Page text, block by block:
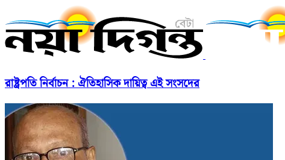
রাষ্ট্রপতি নির্বাচন : ঐতিহাসিক দায়িত্ব এই সংসদের